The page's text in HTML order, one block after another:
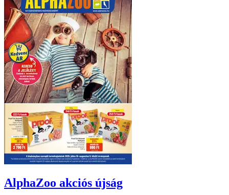
AlphaZoo akciós újság